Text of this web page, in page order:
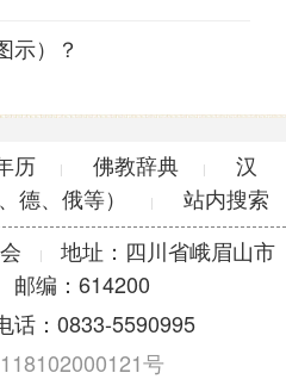
示）？
历 | 佛教辞典 |
汉
德、俄等） |
站内搜索
|
地址：四川省峨眉山市
邮编：614200
话：0833-5590995
号